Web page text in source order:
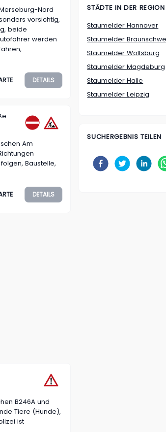
Nord
vorsichtig,
beide
werden
DETAILS
Am
Baustelle,
DETAILS
B246A und
Tiere (Hunde),
ist
STÄDTE IN DER REGION
Staumelder Hannover
Staumelder
Staumelder Wolfsburg
Staumelder Magdeburg
Staumelder Halle
Staumelder Leipzig
SUCHERGEBNIS TEILEN